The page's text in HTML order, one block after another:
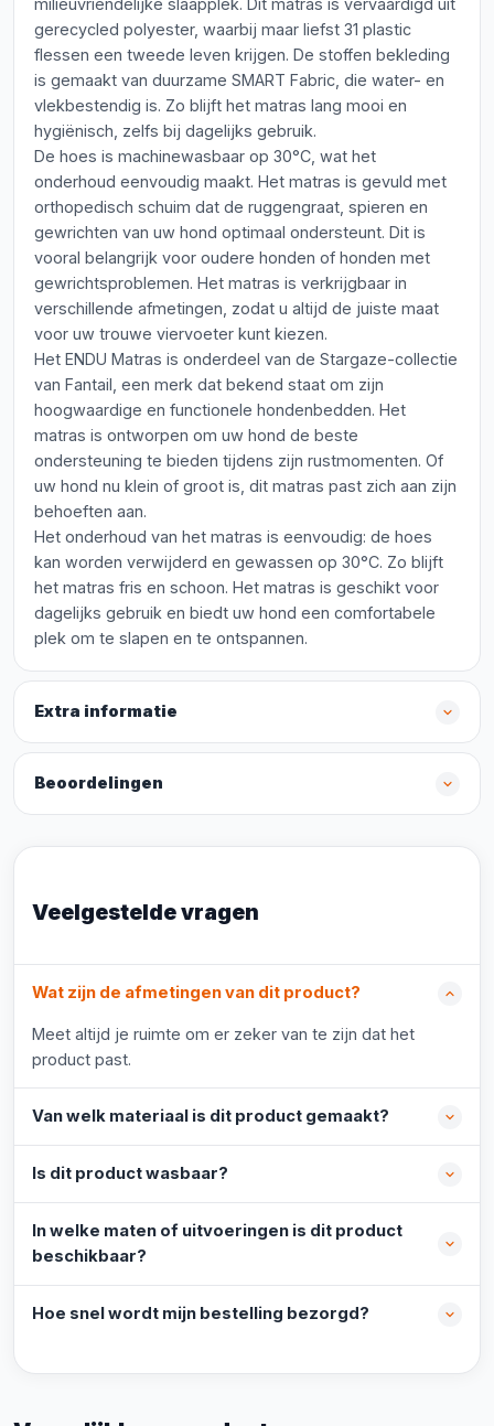
milieuvriendelijke slaapplek. Dit matras is vervaardigd uit
gerecycled polyester, waarbij maar liefst 31 plastic
flessen een tweede leven krijgen. De stoffen bekleding
is gemaakt van duurzame SMART Fabric, die water- en
vlekbestendig is. Zo blijft het matras lang mooi en
hygiënisch, zelfs bij dagelijks gebruik.
De hoes is machinewasbaar op 30°C, wat het
onderhoud eenvoudig maakt. Het matras is gevuld met
orthopedisch schuim dat de ruggengraat, spieren en
gewrichten van uw hond optimaal ondersteunt. Dit is
vooral belangrijk voor oudere honden of honden met
gewrichtsproblemen. Het matras is verkrijgbaar in
verschillende afmetingen, zodat u altijd de juiste maat
voor uw trouwe viervoeter kunt kiezen.
Het ENDU Matras is onderdeel van de Stargaze-collectie
van Fantail, een merk dat bekend staat om zijn
hoogwaardige en functionele hondenbedden. Het
matras is ontworpen om uw hond de beste
ondersteuning te bieden tijdens zijn rustmomenten. Of
uw hond nu klein of groot is, dit matras past zich aan zijn
behoeften aan.
Het onderhoud van het matras is eenvoudig: de hoes
kan worden verwijderd en gewassen op 30°C. Zo blijft
het matras fris en schoon. Het matras is geschikt voor
dagelijks gebruik en biedt uw hond een comfortabele
plek om te slapen en te ontspannen.
Extra informatie
Beoordelingen
Veelgestelde vragen
Wat zijn de afmetingen van dit product?
Meet altijd je ruimte om er zeker van te zijn dat het
product past.
Van welk materiaal is dit product gemaakt?
Is dit product wasbaar?
In welke maten of uitvoeringen is dit product
beschikbaar?
Hoe snel wordt mijn bestelling bezorgd?